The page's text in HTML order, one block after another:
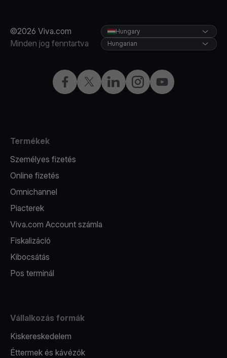
©2026 Viva.com
Minden jog fenntartva
FacebookTwitterLinkedInInstagramYouTube
Hungary
Hungarian
Termékek
Személyes fizetés
Online fizetés
Omnichannel
Piacterek
Viva.com Account számla
Fiskalizáció
Kibocsátás
Pos terminál
Vállalkozás formák
Kiskereskedelem
Éttermek és kávézók